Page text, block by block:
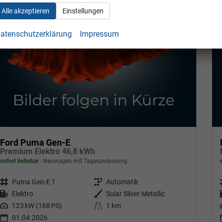
Ford Puma Gen-E
Premium Elektro 46,8 kWh
sofort lieferbar Neuwagen mit Tageszulassung
Fahrzeugnr. Puma Gen-E 1 Getriebe Automatik
Kraftstoff Elektro Außenfarbe Solar Silver Metallic
Leistung 123 kW (168 PS) Kilometerstand
1 km
01.04.2026
Alle akzeptieren Einstellungen
Impressum